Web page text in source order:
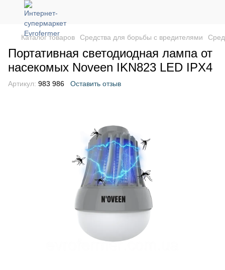
Каталог товаров Средства для борьбы с вредителями
Портативная светодиодная лампа от
насекомых Noveen IKN823 LED IPХ4
Артикул: 983 986 Оставить отзыв